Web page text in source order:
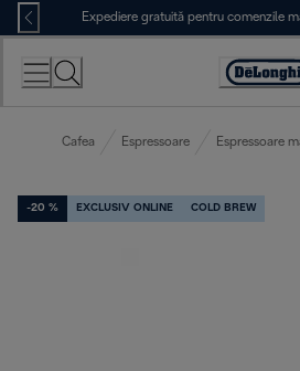
Skip
to
Content
Expediere gratuită pentru comenzile
Cafea Espressoare Espressoare
-20 % EXCLUSIV ONLINE COLD BREW